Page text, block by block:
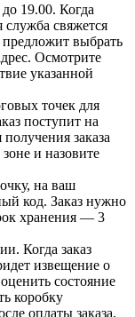
до 19.00. Когда
служба свяжется
выбрать
Осмотрите
указанной
точек для
поступит на
заказа
и назовите
на ваш
код. Заказ нужно
хранения — 3
Когда заказ
извещение о
состояние
коробку
оплаты заказа.